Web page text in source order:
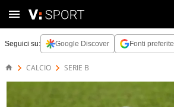
Seguici su: Google Discover Fonti preferite
CALCIO SERIE B